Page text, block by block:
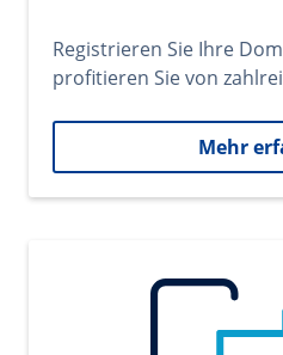
Registrieren Sie Ihre
profitieren Sie von
Mehr